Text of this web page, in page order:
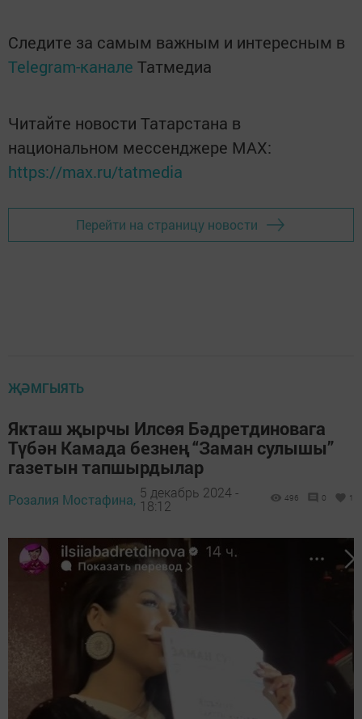
Следите за самым важным и интересным в
Telegram-канале Татмедиа
Читайте новости Татарстана в
национальном мессенджере MАХ:
https://max.ru/tatmedia
Перейти на страницу новости
ҖӘМГЫЯТЬ
Якташ җырчы Илсөя Бәдретдиновага
Түбән Камада безнең “Заман сулышы”
газетын тапшырдылар
Розалия Мостафина, 5 декабрь 2024 -
18:12
496 0 1